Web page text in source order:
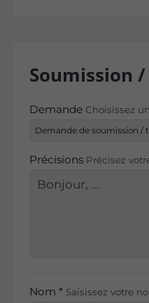
Soumission
Demande Choisissez
Précisions Précisez
Nom * Saisissez votre